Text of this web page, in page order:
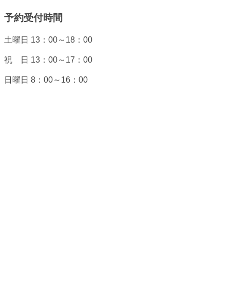
予約受付時間
土曜日 13：00～18：00
祝 日 13：00～17：00
日曜日 8：00～16：00